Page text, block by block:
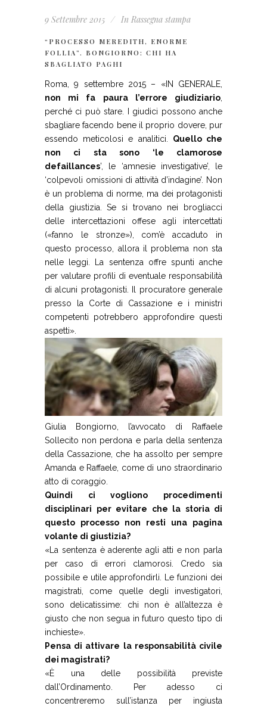
9 Settembre 2015 In Rassegna stampa
“PROCESSO MEREDITH, ENORME
FOLLIA”. BONGIORNO: CHI HA
SBAGLIATO PAGHI
Roma, 9 settembre 2015 – «IN GENERALE,
non mi fa paura l’errore giudiziario
perché ci può stare. I giudici possono anche
sbagliare facendo bene il proprio dovere, pur
essendo meticolosi e analitici. Quello che
non ci sta sono ‘le clamorose
defaillances’, le ‘amnesie investigative’, le
‘colpevoli omissioni di attività d’indagine’. Non
è un problema di norme, ma dei protagonisti
della giustizia. Se si trovano nei brogliacci
delle intercettazioni offese agli intercettati
(«fanno le stronze»), com’è accaduto in
questo processo, allora il problema non sta
nelle leggi. La sentenza offre spunti anche
per valutare profili di eventuale responsabilità
di alcuni protagonisti. Il procuratore generale
presso la Corte di Cassazione e i ministri
competenti potrebbero approfondire questi
aspetti».
Giulia Bongiorno, l’avvocato di Raffaele
Sollecito non perdona e parla della sentenza
della Cassazione, che ha assolto per sempre
Amanda e Raffaele, come di uno straordinario
atto di coraggio.
Quindi ci vogliono procedimenti
disciplinari per evitare che la storia di
questo processo non resti una pagina
volante di giustizia?
«La sentenza è aderente agli atti e non parla
per caso di errori clamorosi. Credo sia
possibile e utile approfondirli. Le funzioni dei
magistrati, come quelle degli investigatori,
sono delicatissime: chi non è all’altezza è
giusto che non segua in futuro questo tipo di
inchieste».
Pensa di attivare la responsabilità civile
dei magistrati?
«È una delle possibilità previste
dall’Ordinamento. Per adesso ci
concentreremo sull’istanza per ingiusta